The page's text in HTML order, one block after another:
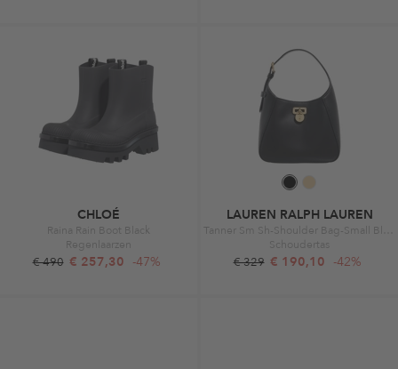
CHLOÉ
Raina Rain Boot Black
Regenlaarzen
€ 490 € 257,30 -47%
LAUREN RALPH LAUREN
Schoudertas
€ 329 € 190,10 -42%